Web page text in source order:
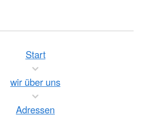
Start
wir über uns
Adressen